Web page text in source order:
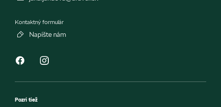
Kontaktný formulár
Napíšte nám
Pozri tiež